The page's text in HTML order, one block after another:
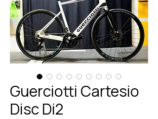
Guerciotti Cartesio
Disc Di2